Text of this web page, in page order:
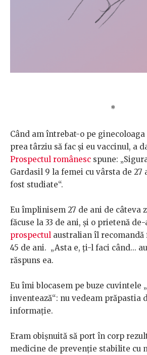
*
Când am întrebat-o pe ginecoloaga
prea târziu să fac și eu vaccinul, a
Prospectul românesc spune:
Gardasil 9 la femei cu vârsta de 27
fost studiate“.
Eu împlinisem 27 de ani de câteva
făcuse la 33 de ani, și o prietenă
prospectul australian îl
45 de ani. „Asta e, ți-l faci când...
răspuns ea.
Eu îmi blocasem pe buze cuvintele
inventează“: nu vedeam prăpastia
informație.
Eram obișnuită să port în corp
medicine de prevenție stabilite cu